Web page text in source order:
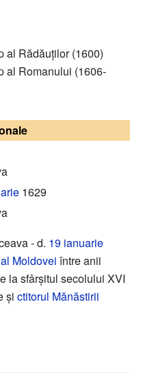
al Rădăuților (1600)
al Romanului (1606-
1629
- d. 19 ianuarie
Moldovei între anii
la sfârșitul secolului XVI
și ctitorul Mănăstirii